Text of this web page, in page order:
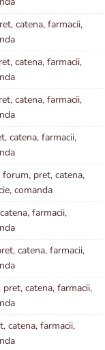
catena, farmacii,
catena, farmacii,
catena, farmacii,
catena, farmacii,
pret, catena,
comanda
farmacii,
catena, farmacii,
catena, farmacii,
catena, farmacii,